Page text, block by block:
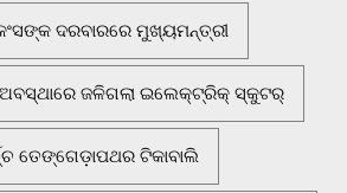
ଦରବାରରେ ମୁଖ୍ୟମନ୍ତ୍ରୀ
ଅବସ୍ଥାରେ ଜଳିଗଲା ଇଲେକ୍ଟ୍ରିକ୍ ସ୍କୁଟର୍
ତେଙ୍ଗେଡ଼ାପଥର ଟିକାବାଲି